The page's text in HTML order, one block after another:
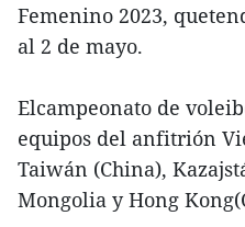
Femenino 2023,
al 2 de mayo.
Elcampeonato de
equipos del anfitrión
Taiwán (China),
Mongolia y Hong